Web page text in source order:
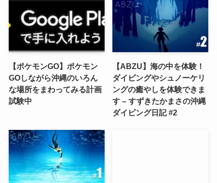
【ポケモンGO】ポケモン
GOしながら沖縄のいろん
な場所をまわってみる計画
試験中
【ABZU】海の中を体験！
ダイビングやシュノーケリ
ングの癒やしを体験できま
す – すずきたかまさの沖縄
ダイビング日記 #2